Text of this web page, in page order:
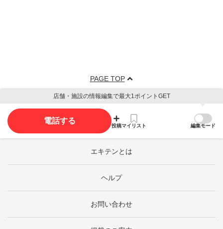
PAGE TOP
店舗・施設の情報編集で最大1ポイントGET
電話する
投稿マイリスト 編集モード
エキテンとは
ヘルプ
お問い合わせ